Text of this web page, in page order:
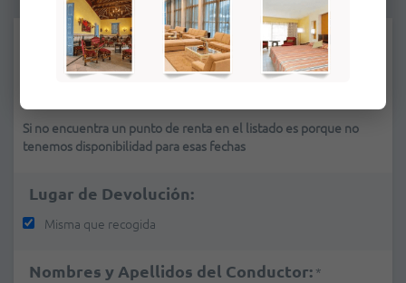
Lugar de Recogida:*
Si no encuentra un punto de renta en el listado es porque no
tenemos disponibilidad para esas fechas
Lugar de Devolución:
Misma que recogida
Nombres y Apellidos del Conductor: *